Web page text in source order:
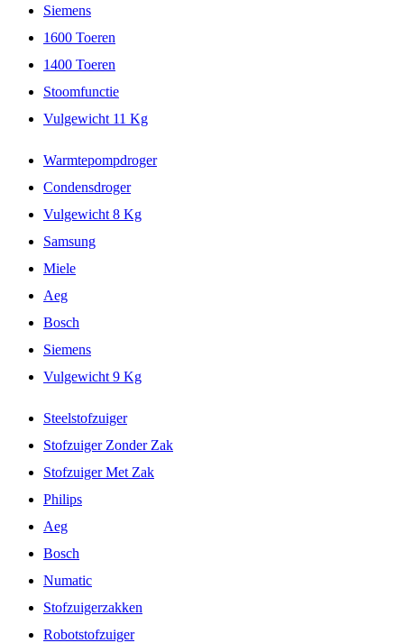
Siemens
1600 Toeren
1400 Toeren
Stoomfunctie
Vulgewicht 11 Kg
Warmtepompdroger
Condensdroger
Vulgewicht 8 Kg
Samsung
Miele
Aeg
Bosch
Siemens
Vulgewicht 9 Kg
Steelstofzuiger
Stofzuiger Zonder Zak
Stofzuiger Met Zak
Philips
Aeg
Bosch
Numatic
Stofzuigerzakken
Robotstofzuiger